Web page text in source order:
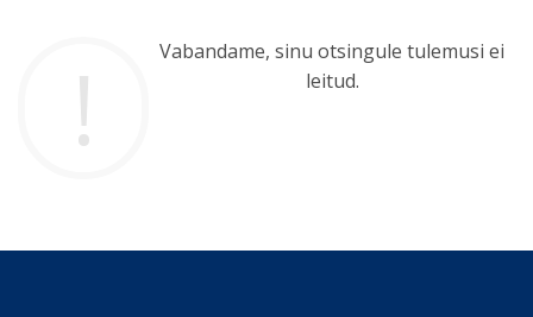
Vabandame, sinu otsingule tulemusi ei
leitud.